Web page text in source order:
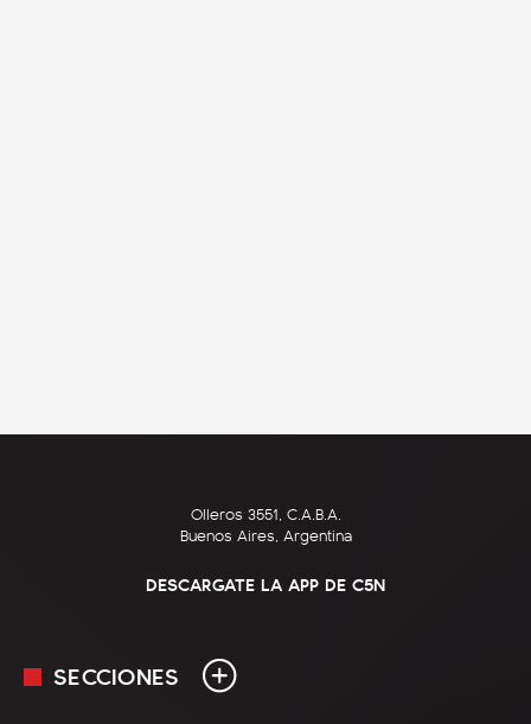
Olleros 3551, C.A.B.A.
Buenos Aires, Argentina
DESCARGATE LA APP DE C5N
SECCIONES